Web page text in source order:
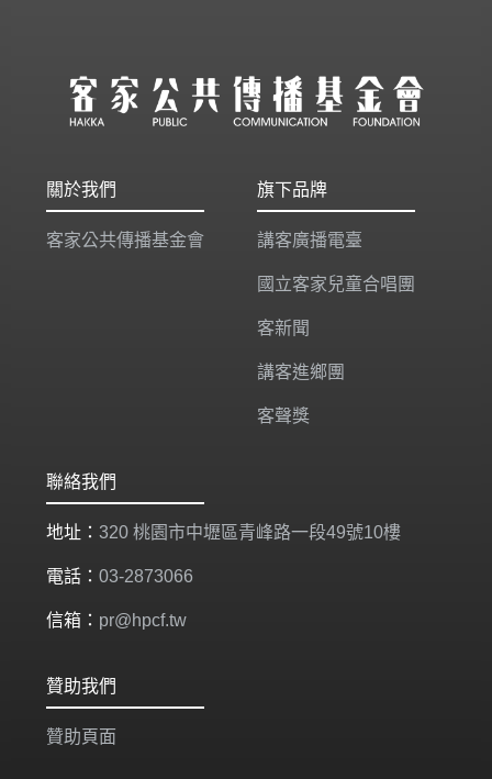
關於我們
客家公共傳播基金會
旗下品牌
講客廣播電臺
國立客家兒童合唱團
客新聞
講客進鄉團
客聲獎
聯絡我們
地址： 320 桃園市中壢區青峰路一段49號10樓
電話： 03-2873066
信箱： pr@hpcf.tw
贊助我們
贊助頁面